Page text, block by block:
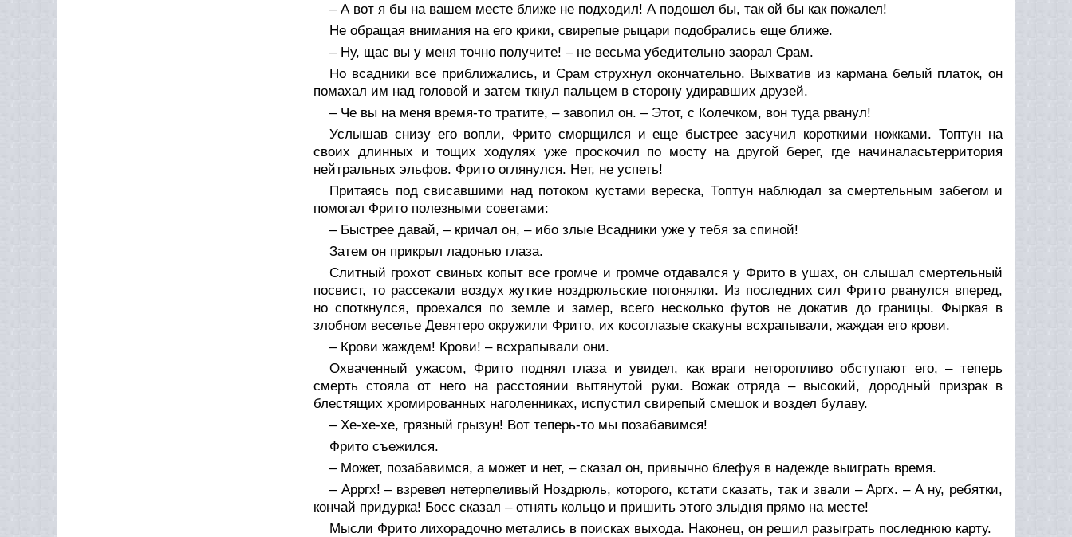
– А вот я бы на вашем месте ближе не подходил! А подошел бы, так ой бы как пожалел!
Не обращая внимания на его крики, свирепые рыцари подобрались еще ближе.
– Ну, щас вы у меня точно получите! – не весьма убедительно заорал Срам.
Но всадники все приближались, и Срам струхнул окончательно. Выхватив из кармана белый платок, он
помахал им над головой и затем ткнул пальцем в сторону удиравших друзей.
– Че вы на меня время-то тратите, – завопил он. – Этот, с Колечком, вон туда рванул!
Услышав снизу его вопли, Фрито сморщился и еще быстрее засучил короткими ножками. Топтун на
своих длинных и тощих ходулях уже проскочил по мосту на другой берег, где начиналасьтерритория
нейтральных эльфов. Фрито оглянулся. Нет, не успеть!
Притаясь под свисавшими над потоком кустами вереска, Топтун наблюдал за смертельным забегом и
помогал Фрито полезными советами:
– Быстрее давай, – кричал он, – ибо злые Всадники уже у тебя за спиной!
Затем он прикрыл ладонью глаза.
Слитный грохот свиных копыт все громче и громче отдавался у Фрито в ушах, он слышал смертельный
посвист, то рассекали воздух жуткие ноздрюльские погонялки. Из последних сил Фрито рванулся вперед,
но споткнулся, проехался по земле и замер, всего несколько футов не докатив до границы. Фыркая в
злобном веселье Девятеро окружили Фрито, их косоглазые скакуны всхрапывали, жаждая его крови.
– Крови жаждем! Крови! – всхрапывали они.
Охваченный ужасом, Фрито поднял глаза и увидел, как враги неторопливо обступают его, – теперь
смерть стояла от него на расстоянии вытянутой руки. Вожак отряда – высокий, дородный призрак в
блестящих хромированных наголенниках, испустил свирепый смешок и воздел булаву.
– Хе-хе-хе, грязный грызун! Вот теперь-то мы позабавимся!
Фрито съежился.
– Может, позабавимся, а может и нет, – сказал он, привычно блефуя в надежде выиграть время.
– Арргх! – взревел нетерпеливый Ноздрюль, которого, кстати сказать, так и звали – Аргх. – А ну, ребятки,
кончай придурка! Босс сказал – отнять кольцо и пришить этого злыдня прямо на месте!
Мысли Фрито лихорадочно метались в поисках выхода. Наконец, он решил разыграть последнюю карту.